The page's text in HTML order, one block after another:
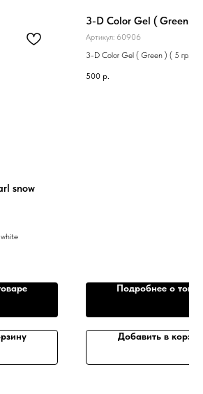
snow
3-D Color Gel ( Green ) (
Артикул: 60906
3-D Color Gel ( Green ) ( 5 гр.)
500 р.
Подробнее о
Добавить в